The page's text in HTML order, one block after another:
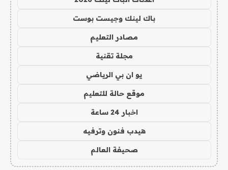
باك لينك وجيست بوست
مصادر التعليم
مجلة تقنية
يو ان بي الرياضي
موقع حالة للتعليم
اخبار 24 ساعة
هيدب فنون وترفيه
صحيفة العالم